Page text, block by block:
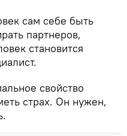
сам себе быть
партнеров,
становится
свойство
страх. Он нужен,